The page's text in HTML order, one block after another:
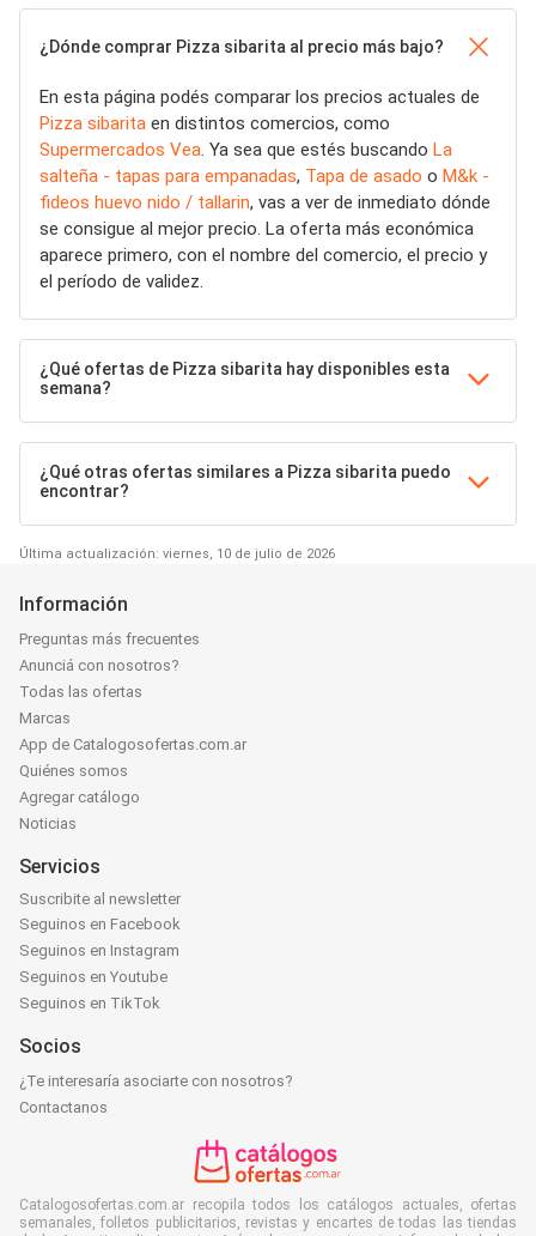
¿Dónde comprar Pizza sibarita al precio más bajo?
En esta página podés comparar los precios actuales de
Pizza sibarita en distintos comercios, como
Supermercados Vea . Ya sea que estés buscando La
salteña - tapas para empanadas, Tapa de asado o M&k -
fideos huevo nido / tallarin, vas a ver de inmediato dónde
se consigue al mejor precio. La oferta más económica
aparece primero, con el nombre del comercio, el precio y
el período de validez.
¿Qué ofertas de Pizza sibarita hay disponibles esta
semana?
¿Qué otras ofertas similares a Pizza sibarita puedo
encontrar?
Última actualización: viernes, 10 de julio de 2026
Información
Preguntas más frecuentes
Anunciá con nosotros?
Todas las ofertas
Marcas
App de Catalogosofertas.com.ar
Quiénes somos
Agregar catálogo
Noticias
Servicios
Suscribite al newsletter
Seguinos en Facebook
Seguinos en Instagram
Seguinos en Youtube
Seguinos en TikTok
Socios
¿Te interesaría asociarte con nosotros?
Contactanos
Catalogosofertas.com.ar recopila todos los catálogos actuales, ofertas
semanales, folletos publicitarios, revistas y encartes de todas las tiendas